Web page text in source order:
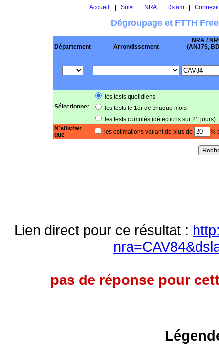
Accueil Suivi NRA| Dslam|
Dégroupage et FTTH
Département Arrondissement
NRA /
(ANJ75,
Sélectionner
les tests quotidiens
les tests le 1er de chaque mois
les tests cumulés (détections sur 21 jours)
N'afficher
que
les estimations variant de plus de %
Lien direct pour ce résultat :
pas de réponse pour